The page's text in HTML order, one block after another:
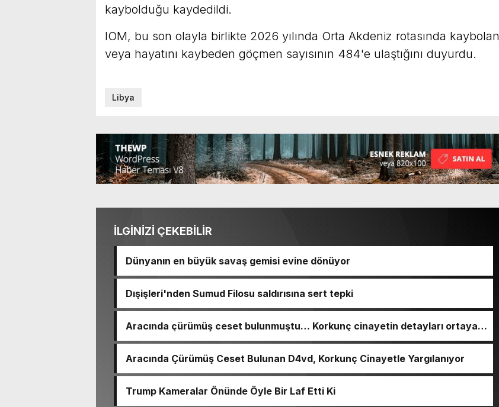
kaybolduğu kaydedildi.
IOM, bu son olayla birlikte 2026 yılında Orta Akdeniz rotasında kaybolan
veya hayatını kaybeden göçmen sayısının 484'e ulaştığını duyurdu.
Libya
İLGİNİZİ ÇEKEBİLİR
Dünyanın en büyük savaş gemisi evine dönüyor
Dışişleri'nden Sumud Filosu saldırısına sert tepki
Aracında çürümüş ceset bulunmuştu… Korkunç cinayetin detayları ortaya
çıktı
Aracında Çürümüş Ceset Bulunan D4vd, Korkunç Cinayetle Yargılanıyor
Trump Kameralar Önünde Öyle Bir Laf Etti Ki